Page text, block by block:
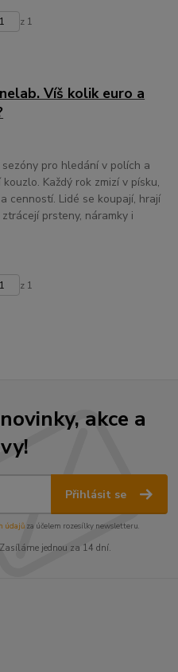
z 1
Víš kolik euro a
pro hledání v polích a
Každý rok zmizí v písku,
cenností. Lidé se koupají, hrají
prsteny, náramky i
z 1
akce a
Přihlásit se
údajůza účelem rozesílky newsletteru.
jednou za 14 dní.